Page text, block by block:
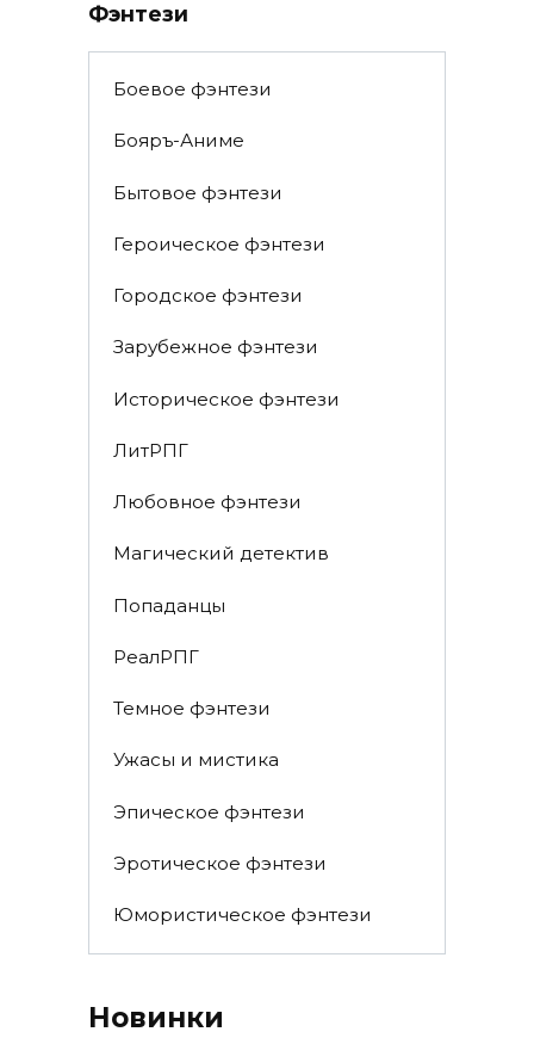
Фэнтези
Боевое фэнтези
Бояръ-Аниме
Бытовое фэнтези
Героическое фэнтези
Городское фэнтези
Зарубежное фэнтези
Историческое фэнтези
ЛитРПГ
Любовное фэнтези
Магический детектив
Попаданцы
РеалРПГ
Темное фэнтези
Ужасы и мистика
Эпическое фэнтези
Эротическое фэнтези
Юмористическое фэнтези
Новинки